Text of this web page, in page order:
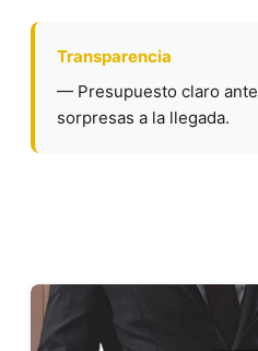
Transparencia
— Presupuesto claro
sorpresas a la llegada.